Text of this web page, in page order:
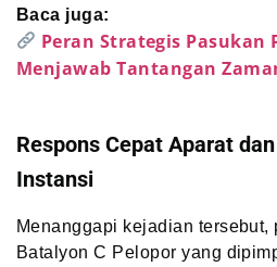
Baca juga:
Peran Strategis Pasukan
Menjawab Tantangan
Respons Cepat Aparat
Instansi
Menanggapi kejadian tersebut,
Batalyon C Pelopor yang